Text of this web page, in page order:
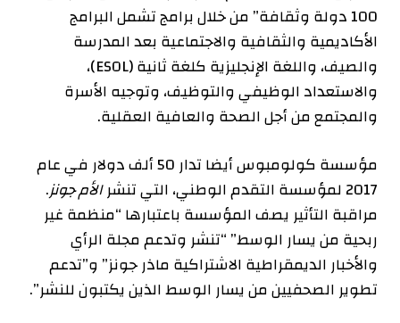
100 دولة وثقافة” من خلال برامج تشمل البرامج
الأكاديمية والثقافية والاجتماعية بعد المدرسة
والصيف، واللغة الإنجليزية كلغة ثانية (ESOL)،
والاستعداد الوظيفي والتوظيف، وتوجيه الأسرة
والمجتمع من أجل الصحة والعافية العقلية.
مؤسسة كولومبوس أيضاتدار
50 ألف دولار في عام
2017 لمؤسسة التقدم الوطني، التي تنشر
الأم جونز.
مراقبة التأثيريصفالمؤسسة باعتبارها “منظمة غير
ربحية من يسار الوسط” “تنشر وتدعم مجلة الرأي
والأخبار الديمقراطية الاشتراكية ماذر جونز” و”تدعم
تطوير الصحفيين من يسار الوسط الذين يكتبون للنشر”.